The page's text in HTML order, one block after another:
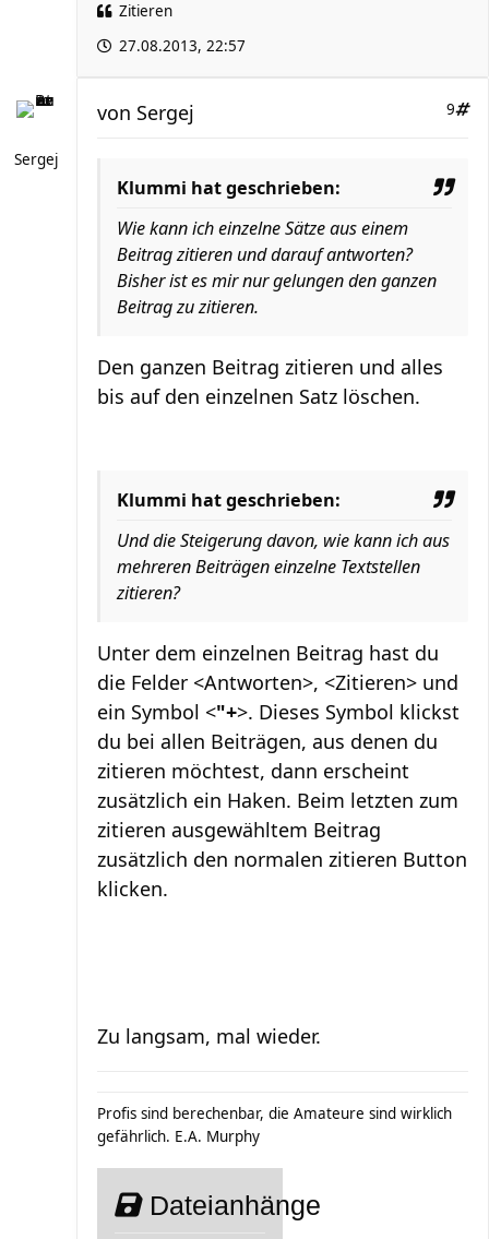
Zitieren
27.08.2013, 22:57
Sergej
9
von Sergej
Klummi hat geschrieben:
Wie kann ich einzelne Sätze aus einem
Beitrag zitieren und darauf antworten?
Bisher ist es mir nur gelungen den ganzen
Beitrag zu zitieren.
Den ganzen Beitrag zitieren und alles
bis auf den einzelnen Satz löschen.
Klummi hat geschrieben:
Und die Steigerung davon, wie kann ich aus
mehreren Beiträgen einzelne Textstellen
zitieren?
Unter dem einzelnen Beitrag hast du
die Felder <Antworten>, <Zitieren> und
ein Symbol <"+>. Dieses Symbol klickst
du bei allen Beiträgen, aus denen du
zitieren möchtest, dann erscheint
zusätzlich ein Haken. Beim letzten zum
zitieren ausgewähltem Beitrag
zusätzlich den normalen zitieren Button
klicken.
Zu langsam, mal wieder.
Profis sind berechenbar, die Amateure sind wirklich
gefährlich. E.A. Murphy
Dateianhänge